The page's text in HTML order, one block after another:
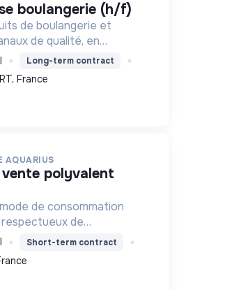
boulangerie (h/f)
de boulangerie et
de qualité, en
faire local, les circuits
pour le bien-être de
de l'environneme...
Long-term contract
France
AQUARIUS
de consommation
de
en offrant des produits bio
réduisant les déchets et
locale et solidaire.
Short-term contract